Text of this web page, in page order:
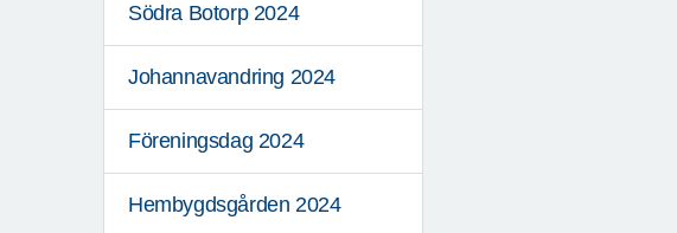
Södra Botorp 2024
Johannavandring 2024
Föreningsdag 2024
Hembygdsgården 2024